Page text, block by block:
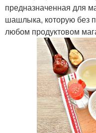
предназначенная для
шашлыка, которую без
любом продуктовом